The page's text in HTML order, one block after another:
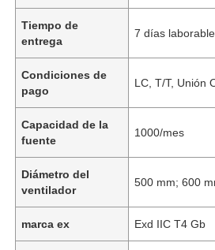
Tiempo de
entrega
7 días
Condiciones de
pago
LC, T/T, Unión
Capacidad de la
fuente
1000/mes
Diámetro del
ventilador
500 mm; 600
marca ex Exd IIC T4 Gb